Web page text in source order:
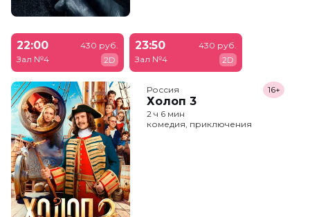
22:00
Зал №4
430 руб.
2D
23:50
Зал №4
430 руб.
2D
Россия
Холоп 3
16+
2 ч 6 мин
комедия, приключения